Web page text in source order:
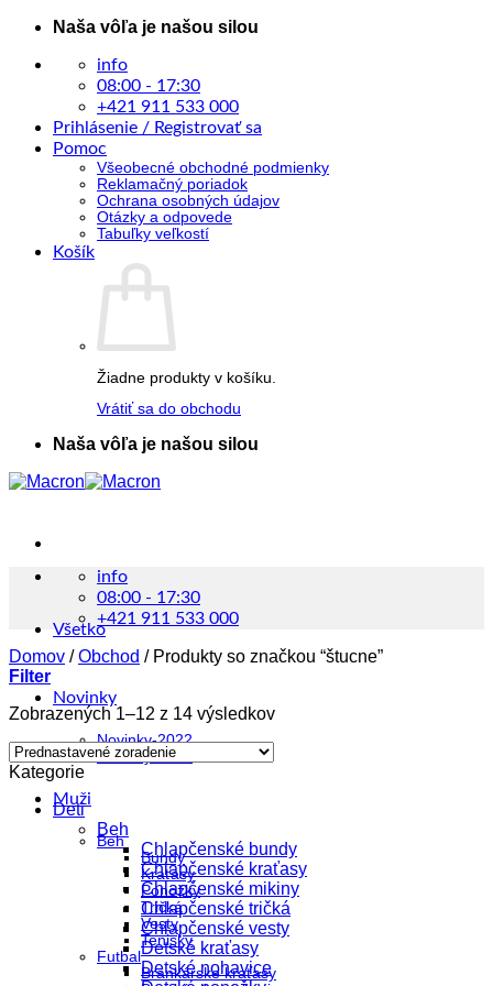
Skip
content
Naša vôľa je našou silou
info
08:00 - 17:30
+421 911 533 000
Prihlásenie / Registrovať sa
Pomoc
Všeobecné obchodné podmienky
Reklamačný poriadok
Ochrana osobných údajov
Otázky a odpovede
Tabuľky veľkostí
Košík
Žiadne produkty v košíku.
Vrátiť sa do obchodu
Naša vôľa je našou silou
Všetko
Novinky
Novinky-2022
Novinky-2023
Muži
Beh
Bundy
Kraťasy
Ponožky
Tričká
Vesty
Tenisky
Futbal
Brankárske kraťasy
info
08:00 - 17:30
+421 911 533 000
Domov / Obchod /Produkty so značkou “štucne”
Filter
Zobrazených 1–12 z 14 výsledkov
Kategorie
Deti
Beh
Chlapčenské bundy
Chlapčenské kraťasy
Chlapčenské mikiny
Chlapčenské tričká
Chlapčenské vesty
Detské kraťasy
Detské nohavice